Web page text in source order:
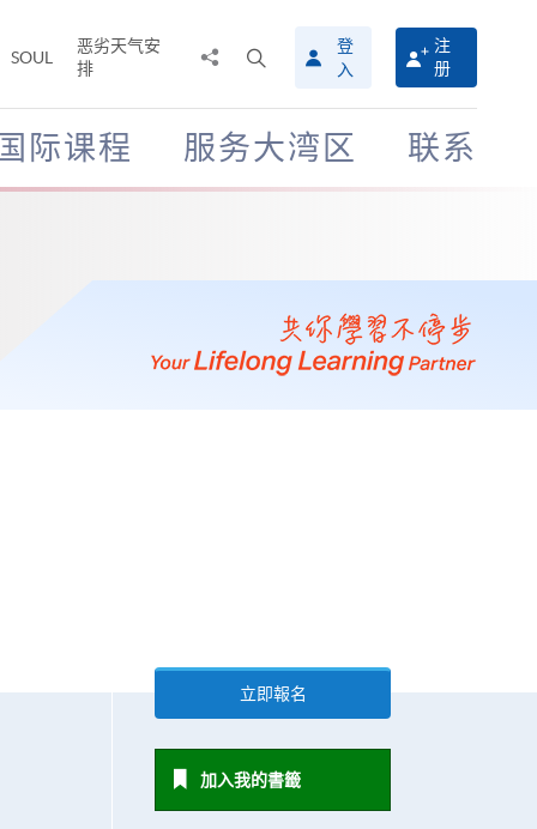
SOUL
恶劣天气安
排
搜
寻
介
面
登
入
注
册
际课程 服务大湾区 联系
立即報名
加入我的書籤